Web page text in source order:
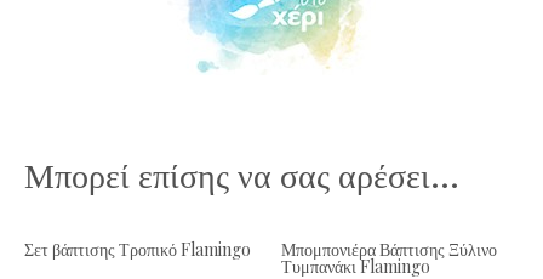
Μπορεί επίσης να σας αρέσει…
Σετ βάπτισης Τροπικό Flamingo Μπομπονιέρα Βάπτισης Ξύλινο
Τυμπανάκι Flamingo